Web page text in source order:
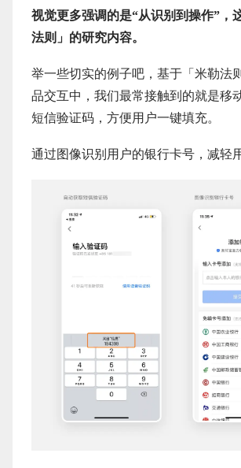
视觉更多强调的是“从识别到操作”，
法则」的研究内容。
举一些切实的例子吧，基于「米勒法
品交互中，我们最常接触到的就是移
短信验证码，方便用户一键填充。
通过图像识别用户的银行卡号，减轻